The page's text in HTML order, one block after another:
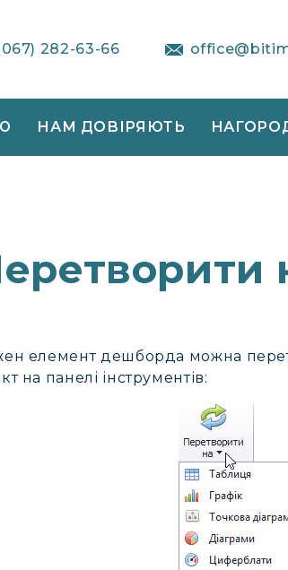
282-63-66
НАМ ДОВІРЯЮТЬ
елемент дешборда можна
на панелі інструментів: